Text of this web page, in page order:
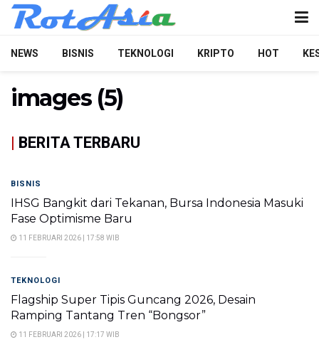
NEWS BISNIS TEKNOLOGI KRIPTO HOT
images (5)
| BERITA TERBARU
BISNIS
IHSG Bangkit dari Tekanan, Bursa Indonesia Masuki
Fase Optimisme Baru
11 FEBRUARI 2026 | 17:58 WIB
TEKNOLOGI
Flagship Super Tipis Guncang 2026, Desain
Ramping Tantang Tren “Bongsor”
11 FEBRUARI 2026 | 17:17 WIB